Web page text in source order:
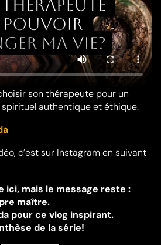
son thérapeute pour un
authentique et éthique.
c’est sur Instagram en suivant
ici, mais le message reste :
maître.
pour ce vlog inspirant.
de la série!